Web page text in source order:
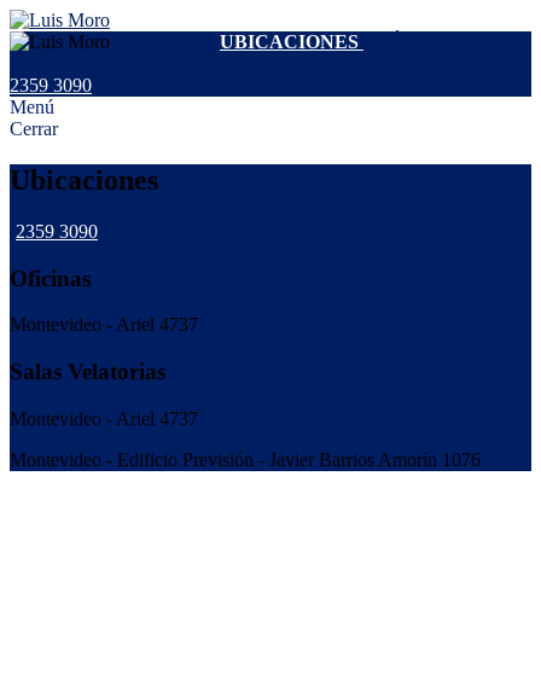
UBICACIONES
2359 3090
Menú
Cerrar
Ubicaciones
2359 3090
Oficinas
Montevideo - Ariel 4737
Salas Velatorias
Montevideo - Ariel 4737
Montevideo - Edificio Previsión - Javier Barrios Amorín 1076